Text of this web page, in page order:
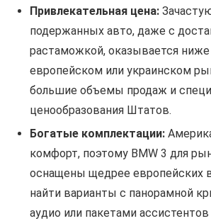
Привлекательная цена:
подержанных авто, даже с
растаможкой, оказывается ниже
европейском или украинском
большие объемы продаж и
ценообразования Штатов.
Богатые комплектации:
комфорт, поэтому BMW 3 для
оснащены щедрее европейских
найти варианты с панорамной
аудио или пакетами